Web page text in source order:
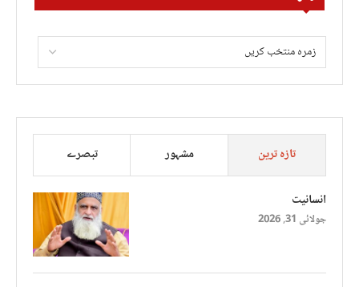
تازہ ترین مشہور تبصرے
انسانیت
جولائی 31, 2026